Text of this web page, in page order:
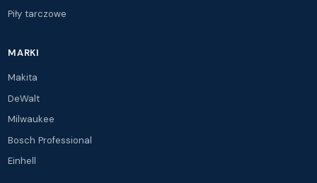
Piły tarczowe
MARKI
Makita
DeWalt
Milwaukee
Bosch Professional
Einhell